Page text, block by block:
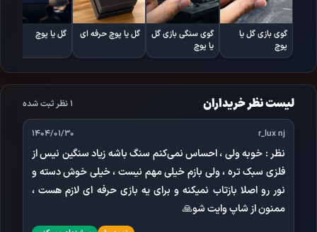
گوی بازی گل یا
پوچ
گوی سنگی بازی گل
یا پوچ
گل یا پوچ حرفه ای گل یا پوچ
لیست نظر خریداران 1 نظر ثبت شده
r_lux nj
1404/01/30
نظر : خوبه ولی ، احساس نمی‌کنم سنگ باشه زیاد سنگین نیس از
فلزی سبک تره ، ولی بازم خیلی مهم نیست ، خیلی خوش دسته و
نور رو اصلا بازتاب نمیکنه و برای یه بازی حرفه ای لازم هست ،
ممنون از شاپ وایت شو🙏